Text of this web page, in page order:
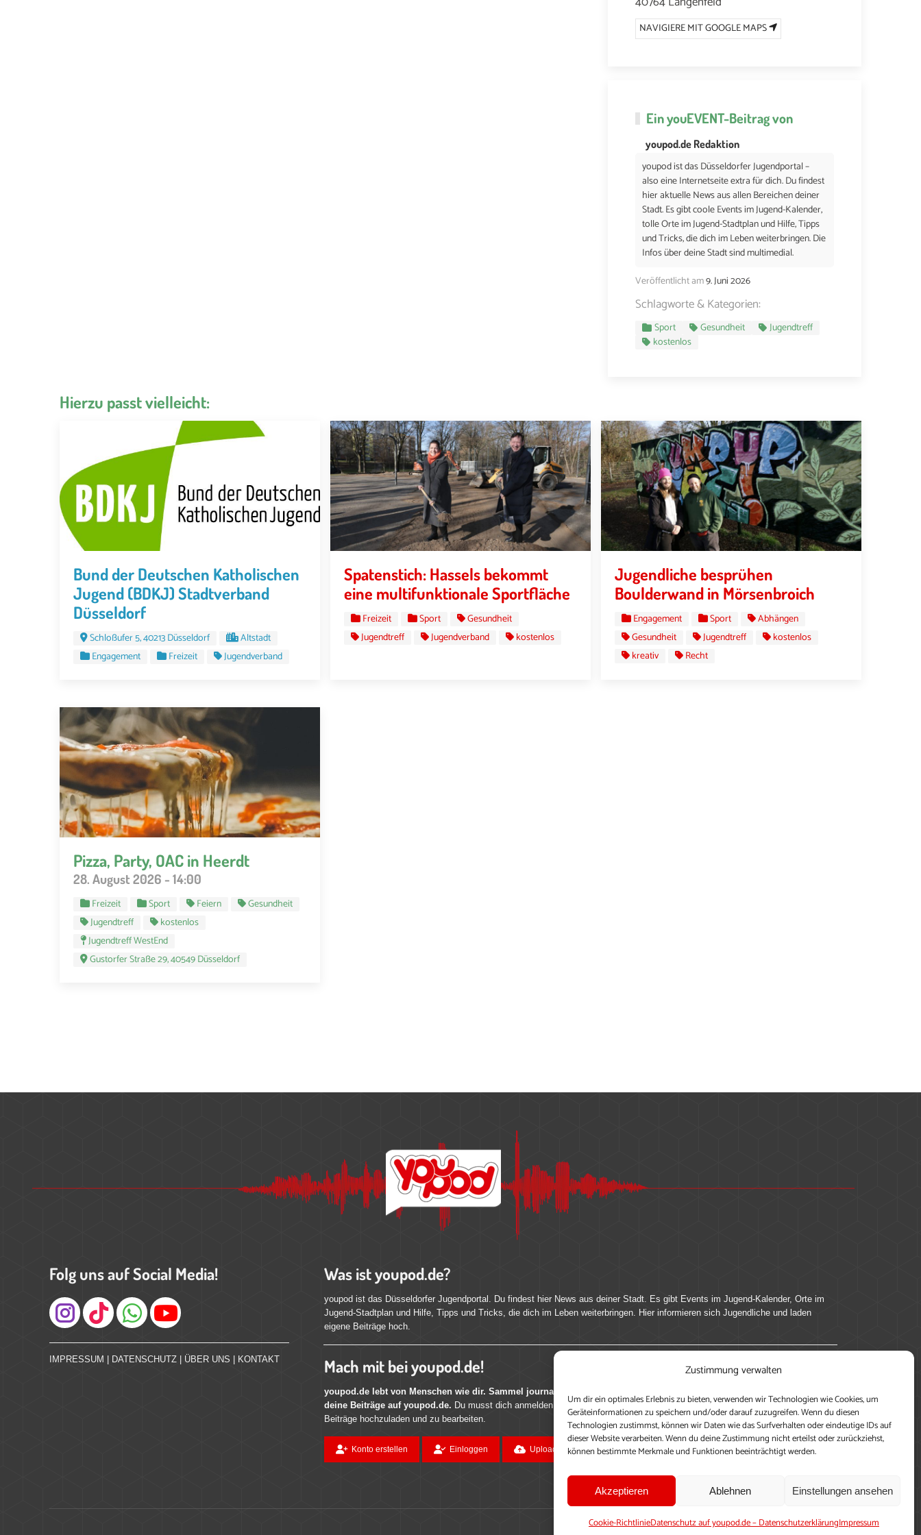
Zustimmung verwalten
Um dir ein optimales Erlebnis zu bieten, verwenden wir Technologien wie Cookies, um
Geräteinformationen zu speichern und/oder darauf zuzugreifen. Wenn du diesen
Technologien zustimmst, können wir Daten wie das Surfverhalten oder eindeutige IDs auf
dieser Website verarbeiten. Wenn du deine Zustimmung nicht erteilst oder zurückziehst,
können bestimmte Merkmale und Funktionen beeinträchtigt werden.
Akzeptieren Ablehnen Einstellungen ansehen
Cookie-RichtlinieDatenschutz auf youpod.de – DatenschutzerklärungImpressum
NAVIGIERE MIT GOOGLE MAPS
EinyouEVENT-Beitrag von
youpod.de Redaktion
youpod ist das Düsseldorfer Jugendportal –
also eine Internetseite extra für dich. Du findest
hier aktuelle News aus allen Bereichen deiner
Stadt. Es gibt coole Events im Jugend-Kalender,
tolle Orte im Jugend-Stadtplan und Hilfe, Tipps
und Tricks, die dich im Leben weiterbringen. Die
Infos über deine Stadt sind multimedial.
Veröffentlicht am9. Juni 2026
Schlagworte & Kategorien:
Sport Gesundheit
Jugendtreff
kostenlos
Hierzu passt vielleicht:
Bund der Deutschen Katholischen
Jugend (BDKJ) Stadtverband
Düsseldorf
Schloßufer 5, 40213 Düsseldorf
Altstadt
Engagement
Freizeit Jugendverband
Spatenstich: Hassels bekommt
eine multifunktionale Sportfläche
Freizeit Sport
Gesundheit
Jugendtreff
Jugendverband kostenlos
Jugendliche besprühen
Boulderwand in Mörsenbroich
Engagement Sport
Abhängen
Gesundheit
Jugendtreff
kostenlos
kreativ
Recht
Pizza, Party, OAC in Heerdt
28. August 2026 - 14:00
Freizeit Sport Feiern
Gesundheit
Jugendtreff
kostenlos
Jugendtreff WestEnd
Gustorfer Straße 29, 40549 Düsseldorf
Folg uns auf Social Media!
Instagram
IMPRESSUM DATENSCHUTZ ÜBER UNS KONTAKT
Was ist youpod.de?
youpod ist das Düsseldorfer Jugendportal. Du findest hier News aus deiner Stadt. Es gibt Events im Jugend-Kalender, Orte im
Jugend-Stadtplan und Hilfe, Tipps und Tricks, die dich im Leben weiterbringen. Hier informieren sich Jugendliche und laden
eigene Beiträge hoch.
Mach mit bei youpod.de!
youpod.de lebt von Menschen wie dir. Sammel journalistische Erfahrung, teile deine Perspektive und veröffentliche
deine Beiträge auf youpod.de. Du musst dich anmelden, um alle Funktionen nutzen zu können, ein Profil anzulegen, eigene
Beiträge hochzuladen und zu bearbeiten.
Konto erstellen Einloggen Upload ohne Login